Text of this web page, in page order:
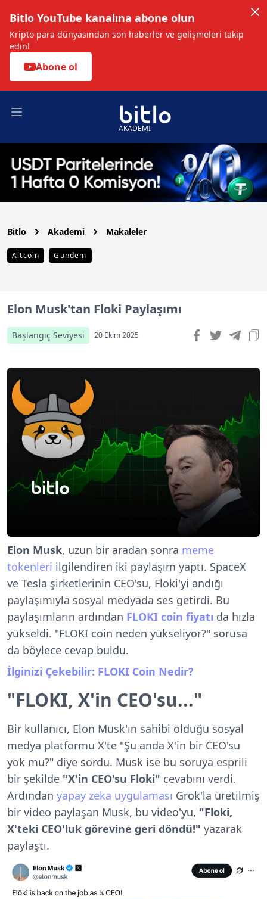
Bitlo YouTube kanalına abone olun
Kripto para dünyasından son haberler ve gelişmeleri takip
edin!
Abone ol
Open main menu
AKADEMİ
Bitlo Akademi Makaleler
Altcoin Gündem
Elon Musk'tan Floki Paylaşımı
Başlangıç Seviyesi 20 Ekim 2025
Elon Musk, uzun bir aradan sonra meme
tokenleri ilgilendiren iki paylaşım yaptı. SpaceX
ve Tesla şirketlerinin CEO'su, Floki'yi andığı
paylaşımıyla sosyal medyada ses getirdi. Bu
paylaşımların ardından FLOKI coin fiyatı da hızla
yükseldi. "FLOKI coin neden yükseliyor?" sorusa
da böylece cevap buldu.
İlginizi Çekebilir: FLOKI Coin Nedir?
"FLOKI, X'in CEO'su..."
Bir kullanıcı, Elon Musk'ın sahibi olduğu sosyal
medya platformu X'te "Şu anda X'in bir CEO'su
yok mu?" diye sordu. Musk ise bu soruya esprili
bir şekilde "X'in CEO'su Floki" cevabını verdi.
Ardından yapay zeka uygulaması Grok'la üretilmiş
bir video paylaşan Musk, bu video'yu, "Floki,
X'teki CEO'luk görevine geri döndü!" yazarak
paylaştı.